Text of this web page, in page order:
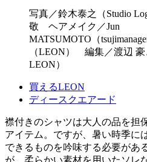
写真／鈴木泰之（Studio
敬 ヘアメイク／Jun
MATSUMOTO（
（LEON） 編集／渡辺
LEON）
買えるLEON
ディースクエアード
襟付きのシャツは大人の品を担
アイテム。ですが、暑い時季に
できるものを吟味する必要があ
が、柔らかい素材を用いたソレ